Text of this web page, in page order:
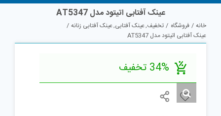
عینک آفتابی اتیتود مدل AT5347
خانه فروشگاه تخفیف عینک آفتابی عینک آفتابی زنانه
عینک آفتابی اتیتود مدل AT5347
34% تخفیف